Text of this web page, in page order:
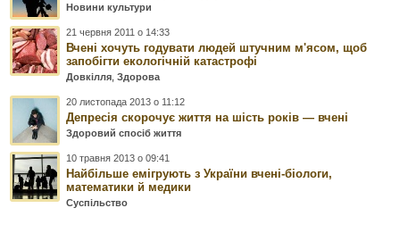
Новини культури
21 червня 2011 о 14:33
Вчені хочуть годувати людей штучним м'ясом, щоб
запобігти екологічній катастрофі
Довкілля ,Здорова
20 листопада 2013 о 11:12
Депресія скорочує життя на шість років — вчені
Здоровий спосіб життя
10 травня 2013 о 09:41
Найбільше емігрують з України вчені-біологи,
математики й медики
Суспільство